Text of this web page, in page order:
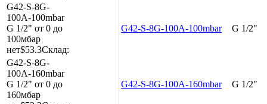
G42-S-8G-
100A-100mbar
G 1/2" от 0 до
100мбар
нет$53.3Склад:
G42-S-8G-100A-100mbar G 1/2"
G42-S-8G-
100A-160mbar
G 1/2" от 0 до
160мбар
G42-S-8G-100A-160mbar G 1/2"